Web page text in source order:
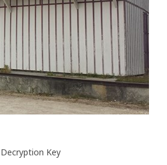
Decryption Key